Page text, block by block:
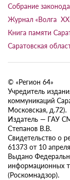
Собрание
Журнал «Волга
Книга памяти
Саратовская
© «Регион 64»
Учредитель
коммуникаций
Московская, д.72).
Издатель — ГАУ
Степанов В.В.
Свидетельство о
61373 от 10
Выдано
информационных
(Роскомнадзор).